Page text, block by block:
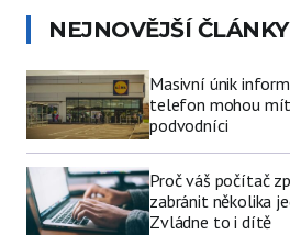
NEJNOVĚJŠÍ ČLÁNKY
Masivní únik
telefon mohou
podvodníci
Proč váš počítač
zabránit několika
Zvládne to i dítě